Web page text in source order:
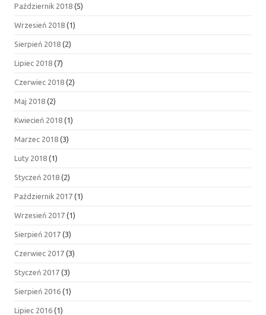
Październik 2018 (5)
Wrzesień 2018 (1)
Sierpień 2018 (2)
Lipiec 2018 (7)
Czerwiec 2018 (2)
Maj 2018 (2)
Kwiecień 2018 (1)
Marzec 2018 (3)
Luty 2018 (1)
Styczeń 2018 (2)
Październik 2017 (1)
Wrzesień 2017 (1)
Sierpień 2017 (3)
Czerwiec 2017 (3)
Styczeń 2017 (3)
Sierpień 2016 (1)
Lipiec 2016 (1)